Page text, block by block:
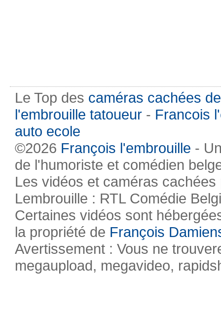
Le Top des caméras cachées
l'embrouille tatoueur - Francois
auto ecole
©2026 François l'embrouille -
de l'humoriste et comédien
Les vidéos et caméras
Lembrouille : RTL Comédie
Certaines vidéos sont
la propriété de François
Avertissement : Vous ne
megaupload, megavideo,